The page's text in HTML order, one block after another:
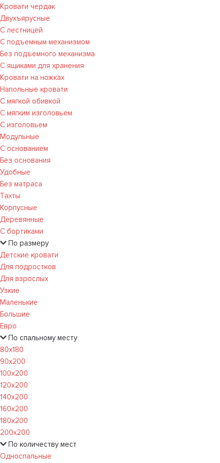
Кровати чердак
Двухъярусные
С лестницей
С подъемным механизмом
Без подъемного механизма
С ящиками для хранения
Кровати на ножках
Напольные кровати
С мягкой обивкой
С мягким изголовьем
С изголовьем
Модульные
С основанием
Без основания
Удобные
Без матраса
Тахты
Корпусные
Деревянные
С бортиками
По размеру
Детские кровати
Для подростков
Для взрослых
Узкие
Маленькие
Большие
Евро
По спальному месту
80х180
90х200
100х200
120x200
140х200
160х200
180х200
200х200
По количеству мест
Односпальные